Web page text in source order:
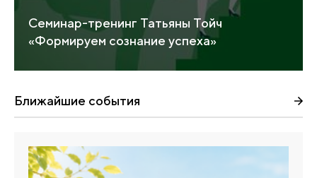
Семинар-тренинг Татьяны Тойч
«Формируем сознание успеха»
Ближайшие события